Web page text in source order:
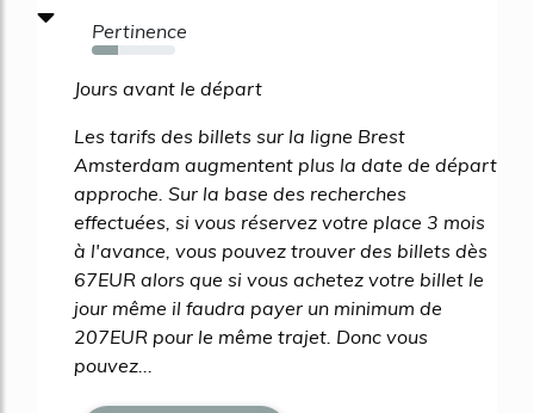
Pertinence
31%
Jours avant le départ
Les tarifs des billets sur la ligne Brest
Amsterdam augmentent plus la date de départ
approche. Sur la base des recherches
effectuées, si vous réservez votre place 3 mois
à l'avance, vous pouvez trouver des billets dès
67EUR alors que si vous achetez votre billet le
jour même il faudra payer un minimum de
207EUR pour le même trajet. Donc vous
pouvez...